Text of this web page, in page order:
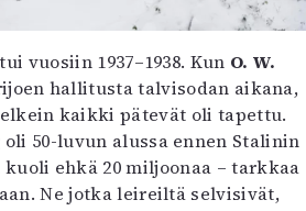
vuosiin 1937–1938. Kun O. W.
hallitusta talvisodan aikana,
kaikki pätevät oli tapettu.
50-luvun alussa ennen Stalinin
ehkä 20 miljoonaa – tarkkaa
Ne jotka leireiltä selvisivät,